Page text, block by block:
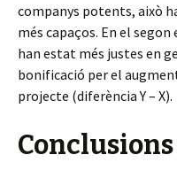
companys potents, això
més capaços. En el
han estat més justes en
bonificació per el
projecte (diferència Y – X).
Conclusions